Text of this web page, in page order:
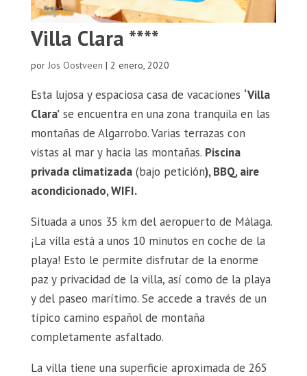
Villa Clara ****
por Jos Oostveen | 2 enero, 2020
Esta lujosa y espaciosa casa de vacaciones ‘Villa
Clara’se encuentra en una zona tranquila en las
montañas de Algarrobo. Varias terrazas con
vistas al mar y hacia las montañas. Piscina
privada climatizada(bajo petición), BBQ, aire
acondicionado, WIFI.
Situada a unos 35 km del aeropuerto de Málaga.
¡La villa está a unos 10 minutos en coche de la
playa! Esto le permite disfrutar de la enorme
paz y privacidad de la villa, así como de la playa
y del paseo marítimo. Se accede a través de un
típico camino español de montaña
completamente asfaltado.
La villa tiene una superficie aproximada de 265